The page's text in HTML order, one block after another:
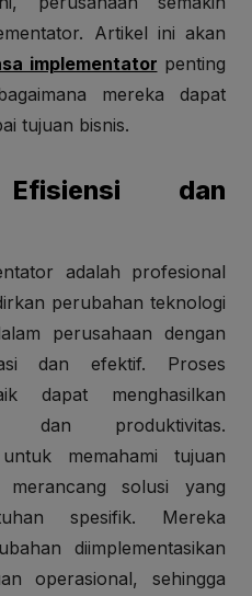
Artikel ini akan
implementator penting
mereka dapat
tujuan bisnis.
Efisiensi dan
adalah profesional
perubahan teknologi
perusahaan dengan
dan efektif. Proses
dapat menghasilkan
dan produktivitas.
memahami tujuan
solusi yang
spesifik. Mereka
diimplementasikan
operasional, sehingga